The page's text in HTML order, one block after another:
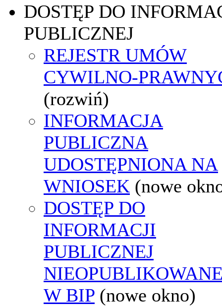
DOSTĘP DO
PUBLICZNEJ
REJESTR UMÓW
CYWILNO-
(rozwiń)
INFORMACJA
PUBLICZNA
UDOSTĘPNIONA NA
WNIOSEK (nowe
DOSTĘP DO
INFORMACJI
PUBLICZNEJ
W BIP (nowe okno)